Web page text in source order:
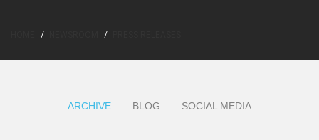
ARCHIVE BLOG SOCIAL MEDIA